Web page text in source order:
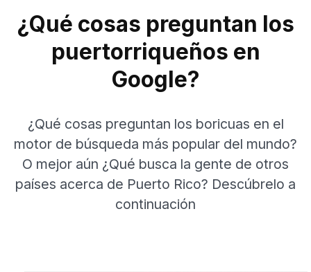
¿Qué cosas preguntan los
puertorriqueños en
Google?
¿Qué cosas preguntan los boricuas en el
motor de búsqueda más popular del mundo?
O mejor aún ¿Qué busca la gente de otros
países acerca de Puerto Rico? Descúbrelo a
continuación